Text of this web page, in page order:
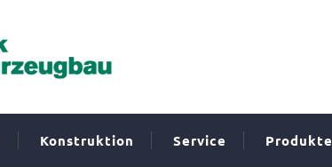
Konstruktion Service Produkte